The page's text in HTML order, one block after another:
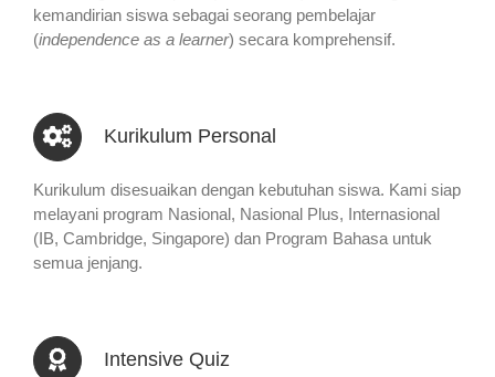
kemandirian siswa sebagai seorang pembelajar
(independence as a learner) secara komprehensif.
Kurikulum Personal
Kurikulum disesuaikan dengan kebutuhan siswa. Kami siap
melayani program Nasional, Nasional Plus, Internasional
(IB, Cambridge, Singapore) dan Program Bahasa untuk
semua jenjang.
Intensive Quiz